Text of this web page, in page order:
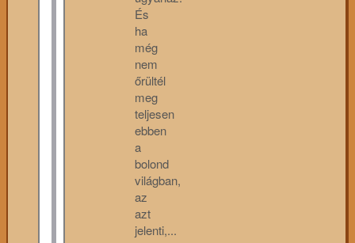
És
ha
még
nem
őrültél
meg
teljesen
ebben
a
bolond
világban,
az
azt
jelenti,...